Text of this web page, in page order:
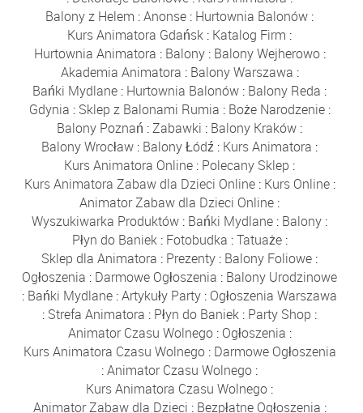
Balony z Helem :Anonse : Hurtownia Balonów :
Kurs Animatora Gdańsk : Katalog Firm :
Hurtownia Animatora : Balony: Balony Wejherowo:
Akademia Animatora : Balony Warszawa :
Bańki Mydlane : Hurtownia Balonów : Balony Reda :
Gdynia : Sklep z Balonami Rumia : Boże Narodzenie:
Balony Poznań :Zabawki : Balony Kraków :
Balony Wrocław : Balony Łódź : Kurs Animatora :
Kurs Animatora Online : Polecany Sklep :
Kurs Animatora Zabaw dla Dzieci Online: Kurs Online:
Animator Zabaw dla Dzieci Online :
Wyszukiwarka Produktów : Bańki Mydlane : Balony :
Płyn do Baniek: Fotobudka :Tatuaże:
Sklep dla Animatora : Prezenty : Balony Foliowe :
Ogłoszenia : Darmowe Ogłoszenia : Balony Urodzinowe
: Bańki Mydlane :Artykuły Party : Ogłoszenia Warszawa
: Strefa Animatora : Płyn do Baniek : Party Shop :
Animator Czasu Wolnego: Ogłoszenia :
Kurs Animatora Czasu Wolnego: Darmowe Ogłoszenia
:Animator Czasu Wolnego :
Kurs Animatora Czasu Wolnego :
Animator Zabaw dla Dzieci : Bezpłatne Ogłoszenia :